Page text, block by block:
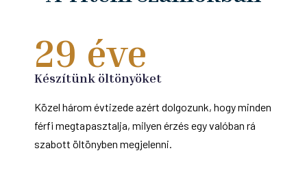
Készítünk öltönyöket
29 éve
Közel három évtizede azért dolgozunk, hogy minden
férfi megtapasztalja, milyen érzés egy valóban rá
szabott öltönyben megjelenni.